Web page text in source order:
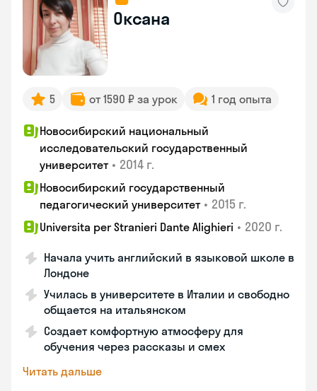
Оксана
5 от 1590 ₽ за урок 1 год опыта
Новосибирский национальный
исследовательский государственный
университет • 2014 г.
Новосибирский государственный
педагогический университет • 2015 г.
Universita per Stranieri Dante Alighieri • 2020 г.
Начала учить английский в языковой школе в
Лондоне
Училась в университете в Италии и свободно
общается на итальянском
Создает комфортную атмосферу для
обучения через рассказы и смех
Читать дальше